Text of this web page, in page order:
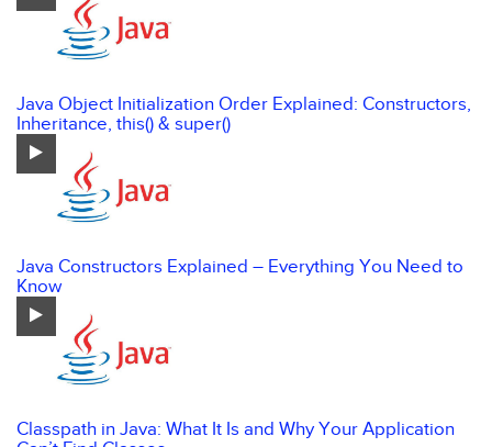
Java Object Initialization Order Explained: Constructors,
Inheritance, this() & super()
Java Constructors Explained – Everything You Need to
Know
Classpath in Java: What It Is and Why Your Application